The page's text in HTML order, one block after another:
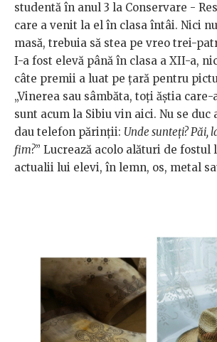
studentă în anul 3 la Conservare -
care a venit la el în clasa întâi. Nici
masă, trebuia să stea pe vreo trei-
I-a fost elevă până în clasa a XII-a,
câte premii a luat pe țară pentru
„Vinerea sau sâmbăta, toți ăștia
sunt acum la Sibiu vin aici. Nu se duc
dau telefon părinții: Unde sunteți? Păi,
fim?” Lucrează acolo alături de fostul
actualii lui elevi, în lemn, os, metal